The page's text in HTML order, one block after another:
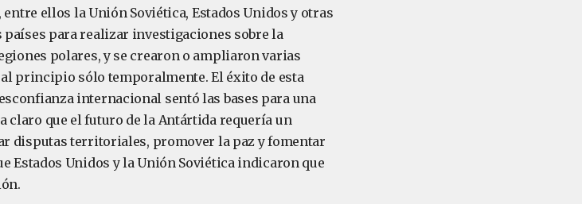
ellos la Unión Soviética, Estados Unidos y otras
para realizar investigaciones sobre la
polares, y se crearon o ampliaron varias
principio sólo temporalmente. El éxito de esta
internacional sentó las bases para una
claro que el futuro de la Antártida requería un
disputas territoriales, promover la paz y fomentar
Estados Unidos y la Unión Soviética indicaron que